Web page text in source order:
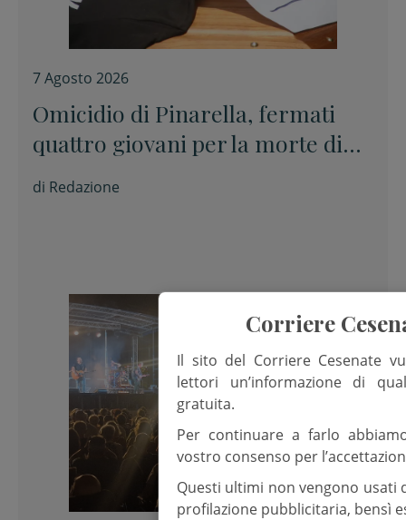
7 Agosto 2026
Omicidio di Pinarella, fermati
quattro giovani per la morte di
Nicola Musiani
di Redazione
Corriere
Il sito del Corriere Cesenate
lettori un’informazione di
gratuita.
Per continuare a farlo
vostro consenso per
Questi ultimi non vengono usati
profilazione pubblicitaria, bensì